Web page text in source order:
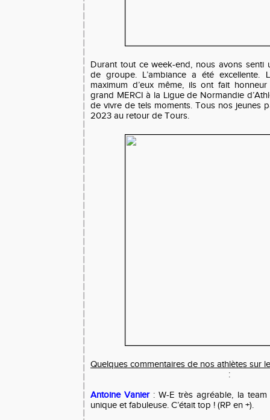
Durant tout ce week-end, nous avons senti
de groupe. L’ambiance a été excellente.
maximum d’eux même, ils ont fait
grand MERCI à la Ligue de Normandie
de vivre de tels moments. Tous nos jeunes
2023 au retour de Tours.
Quelques commentaires de nos athlètes sur
:
Antoine Vanier: W-E très agréable, la team
unique et fabuleuse. C’était top ! (RP en +).